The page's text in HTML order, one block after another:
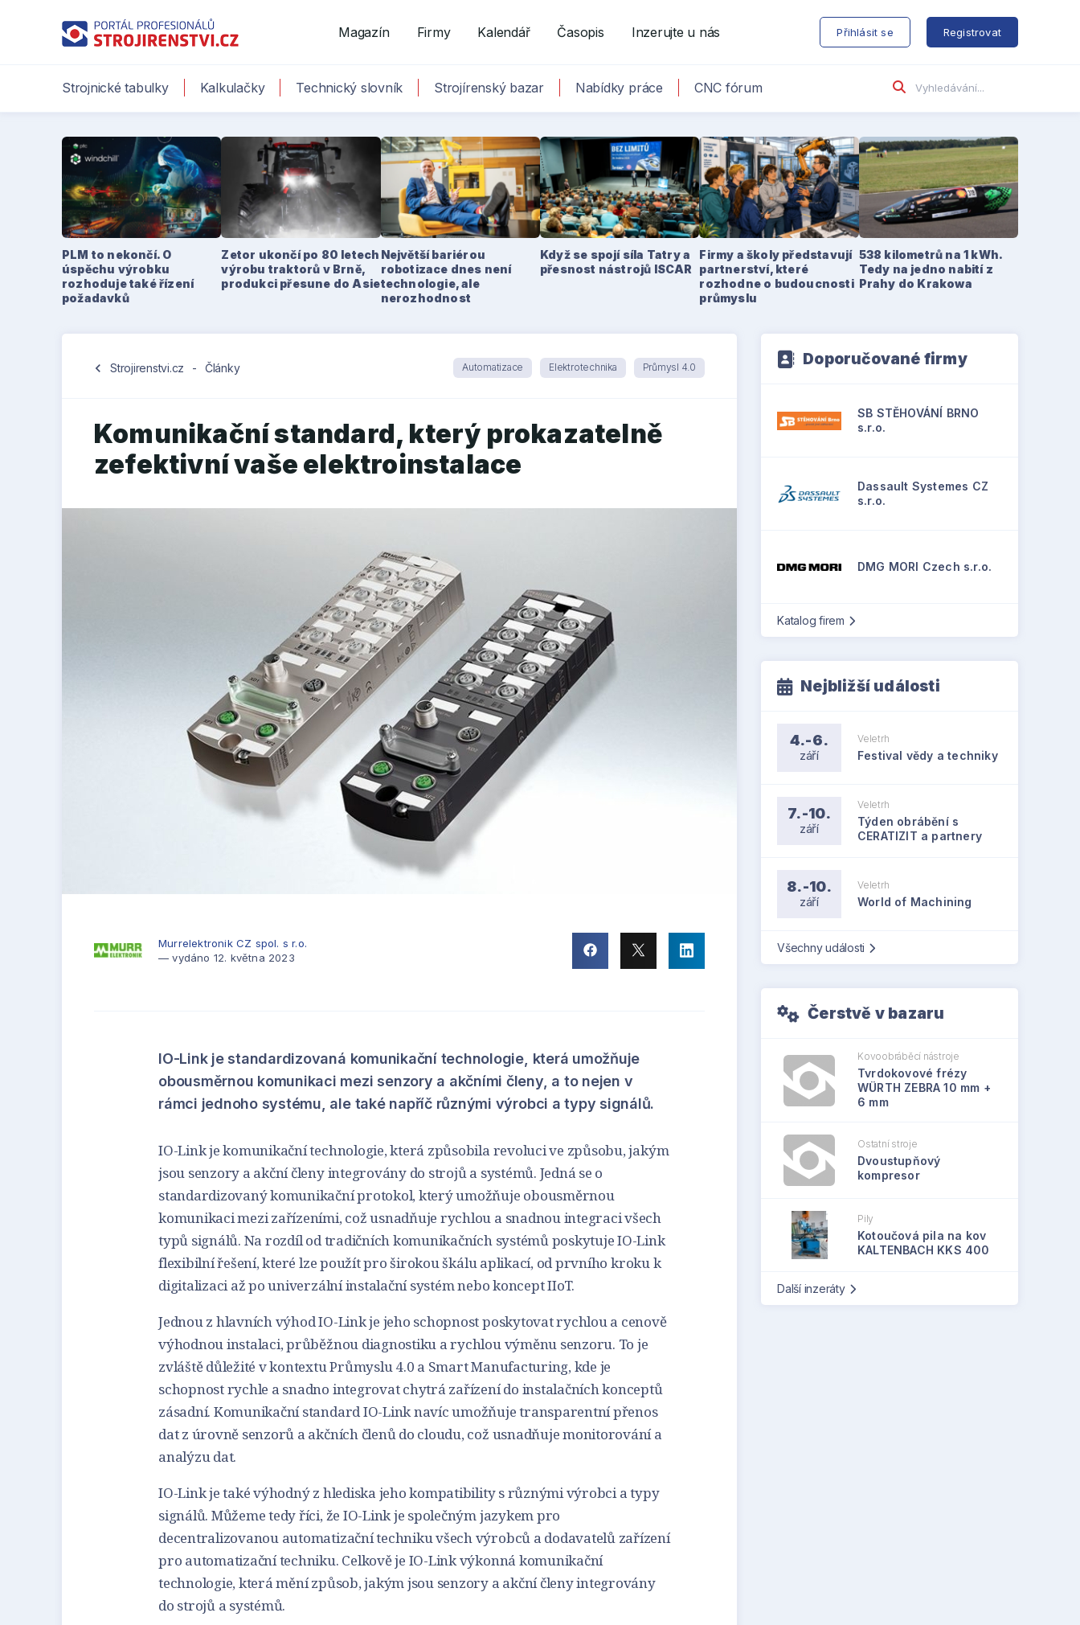
Magazín Firmy Kalendář Časopis Inzerujte u nás Přihlásit se Registrovat
Strojnické tabulky Kalkulačky Technický slovník Strojírenský bazar Nabídky práce CNC fórum
PLM to nekončí. O
úspěchu výrobku
rozhoduje také řízení
požadavků
Zetor ukončí po 80 letech
výrobu traktorů v Brně,
produkci přesune do Asie
Největší bariérou
robotizace dnes není
technologie, ale
nerozhodnost
Když se spojí síla Tatry a
přesnost nástrojů ISCAR
Firmy a školy představují
partnerství, které
rozhodne o budoucnosti
průmyslu
538 kilometrů na 1 kWh.
Tedy na jedno nabití z
Prahy do Krakowa
chevron_left Strojirenstvi.cz - Články Automatizace Elektrotechnika Průmysl 4.0
Komunikační standard, který prokazatelně
zefektivní vaše elektroinstalace
Murrelektronik CZ spol. s r.o.
— vydáno 12. května 2023
IO-Link je standardizovaná komunikační technologie, která umožňuje
obousměrnou komunikaci mezi senzory a akčními členy, a to nejen v
rámci jednoho systému, ale také napříč různými výrobci a typy signálů.
IO-Link je komunikační technologie, která způsobila revoluci ve způsobu, jakým
jsou senzory a akční členy integrovány do strojů a systémů. Jedná se o
standardizovaný komunikační protokol, který umožňuje obousměrnou
komunikaci mezi zařízeními, což usnadňuje rychlou a snadnou integraci všech
typů signálů. Na rozdíl od tradičních komunikačních systémů poskytuje IO-Link
flexibilní řešení, které lze použít pro širokou škálu aplikací, od prvního kroku k
digitalizaci až po univerzální instalační systém nebo koncept IIoT.
Jednou z hlavních výhod IO-Link je jeho schopnost poskytovat rychlou a cenově
výhodnou instalaci, průběžnou diagnostiku a rychlou výměnu senzoru. To je
zvláště důležité v kontextu Průmyslu 4.0 a Smart Manufacturing, kde je
schopnost rychle a snadno integrovat chytrá zařízení do instalačních konceptů
zásadní. Komunikační standard IO-Link navíc umožňuje transparentní přenos
dat z úrovně senzorů a akčních členů do cloudu, což usnadňuje monitorování a
analýzu dat.
IO-Link je také výhodný z hlediska jeho kompatibility s různými výrobci a typy
signálů. Můžeme tedy říci, že IO-Link je společným jazykem pro
decentralizovanou automatizační techniku všech výrobců a dodavatelů zařízení
pro automatizační techniku. Celkově je IO-Link výkonná komunikační
technologie, která mění způsob, jakým jsou senzory a akční členy integrovány
do strojů a systémů.
Doporučované firmy
SB STĚHOVÁNÍ BRNO
s.r.o.
Dassault Systemes CZ
s.r.o.
DMG MORI Czech s.r.o.
Katalog firem
Nejbližší události
4.-6.
září
Veletrh
Festival vědy a techniky
7.-10.
září
Veletrh
Týden obrábění s
CERATIZIT a partnery
8.-10.
září
Veletrh
World of Machining
Všechny události
Čerstvě v bazaru
Kovoobráběcí nástroje
Tvrdokovové frézy
WÜRTH ZEBRA 10 mm +
6 mm
Ostatní stroje
Dvoustupňový
kompresor
Pily
Kotoučová pila na kov
KALTENBACH KKS 400
Další inzeráty